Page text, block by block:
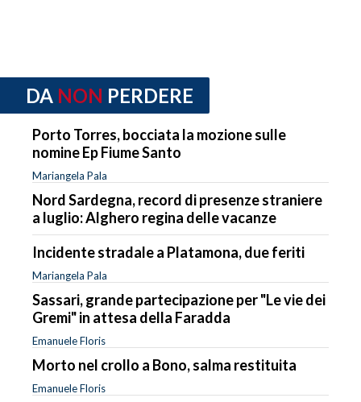
DA NON PERDERE
Porto Torres, bocciata la mozione sulle
nomine Ep Fiume Santo
Mariangela Pala
Nord Sardegna, record di presenze straniere
a luglio: Alghero regina delle vacanze
Incidente stradale a Platamona, due feriti
Mariangela Pala
Sassari, grande partecipazione per "Le vie dei
Gremi" in attesa della Faradda
Emanuele Floris
Morto nel crollo a Bono, salma restituita
Emanuele Floris